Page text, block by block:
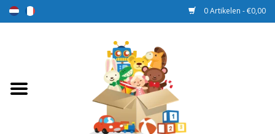
0 Artikelen - €0,00
Speelgoed